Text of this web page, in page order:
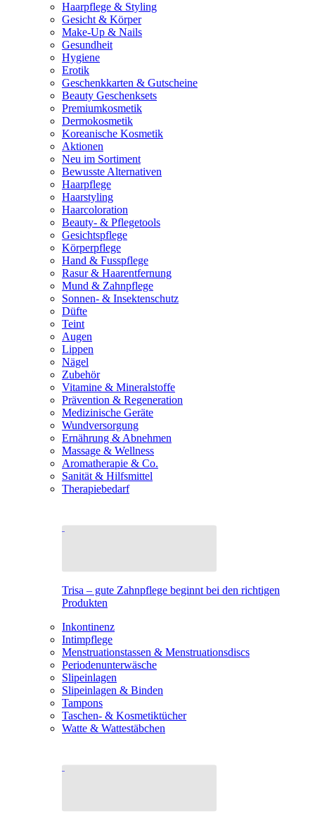
Haarpflege & Styling
Gesicht & Körper
Make-Up & Nails
Gesundheit
Hygiene
Erotik
Geschenkkarten & Gutscheine
Beauty Geschenksets
Premiumkosmetik
Dermokosmetik
Koreanische Kosmetik
Aktionen
Neu im Sortiment
Bewusste Alternativen
Haarpflege
Haarstyling
Haarcoloration
Beauty- & Pflegetools
Gesichtspflege
Körperpflege
Hand & Fusspflege
Rasur & Haarentfernung
Mund & Zahnpflege
Sonnen- & Insektenschutz
Düfte
Teint
Augen
Lippen
Nägel
Zubehör
Vitamine & Mineralstoffe
Prävention & Regeneration
Medizinische Geräte
Wundversorgung
Ernährung & Abnehmen
Massage & Wellness
Aromatherapie & Co.
Sanität & Hilfsmittel
Therapiebedarf
Trisa – gute Zahnpflege beginnt bei den richtigen
Produkten
Inkontinenz
Intimpflege
Menstruationstassen & Menstruationsdiscs
Periodenunterwäsche
Slipeinlagen
Slipeinlagen & Binden
Tampons
Taschen- & Kosmetiktücher
Watte & Wattestäbchen